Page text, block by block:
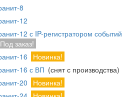
8
12
12 с IP-регистратором событий
Под заказ!
16
Новинка!
16 с ВП (снят с производства)
20
Новинка!